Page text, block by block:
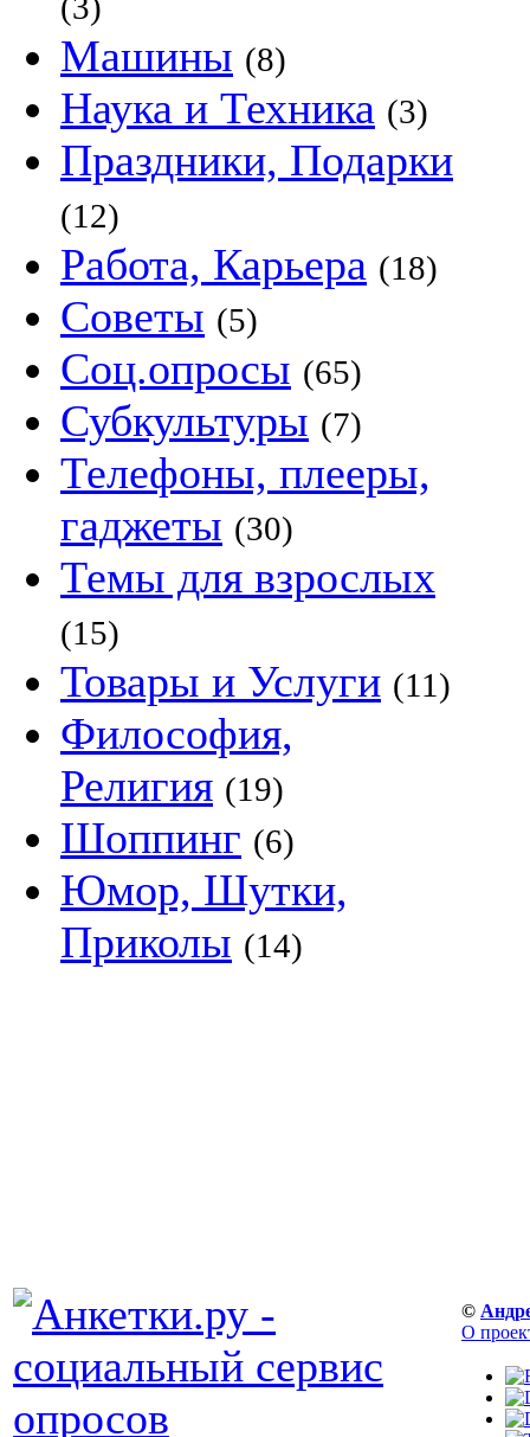
Машины (8)
Наука и Техника (3)
Праздники, Подарки
(12)
Работа, Карьера (18)
Советы (5)
Соц.опросы (65)
Субкультуры (7)
Телефоны, плееры,
гаджеты (30)
Темы для взрослых
(15)
Товары и Услуги (11)
Философия,
Религия (19)
Шоппинг (6)
Юмор, Шутки,
Приколы (14)
©
О